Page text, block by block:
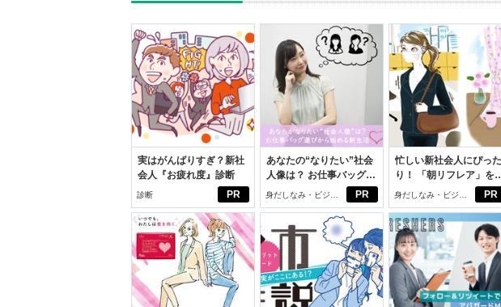
PR
実はがんばりすぎ？新社
会人『お疲れ度』診断
診断 PR
あなたの“なりたい”社会
人像は？ お仕事バッグ選
びから始める新生活
身だしなみ・ビジネ
スアイテム
PR
忙しい新社会人にぴった
り！ 「朝リフレア」を
じめよう。しっかりニオ
イケアして24時間快適
身だしなみ・ビジネ
スアイテム